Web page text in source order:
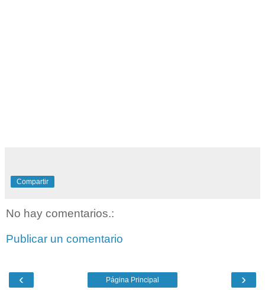
Compartir
No hay comentarios.:
Publicar un comentario
‹ ›
Página Principal